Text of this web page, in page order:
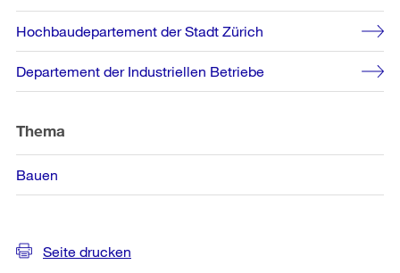
Hochbaudepartement der Stadt Zürich
Departement der Industriellen Betriebe
Thema
Bauen
Seite drucken